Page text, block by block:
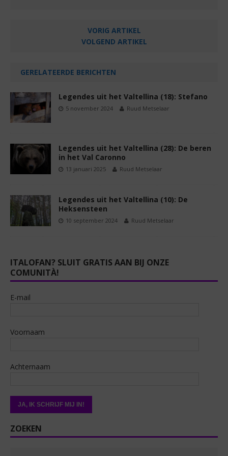
VORIG ARTIKEL
VOLGEND ARTIKEL
GERELATEERDE BERICHTEN
Legendes uit het Valtellina (18): Stefano
5 november 2024 Ruud Metselaar
Legendes uit het Valtellina (28): De beren
in het Val Caronno
13 januari 2025 Ruud Metselaar
Legendes uit het Valtellina (10): De
Heksensteen
10 september 2024 Ruud Metselaar
ITALOFAN? SLUIT GRATIS AAN BIJ ONZE
COMUNITÀ!
E-mail
Voornaam
Achternaam
ZOEKEN